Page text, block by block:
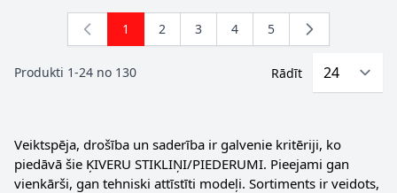
Produkti 1-24 no 130
You're currently reading page
1 Lapa
2 Lapa
3 Lapa
4 Lapa
5
Rādīt
Veiktspēja, drošība un saderība ir galvenie kritēriji, ko
piedāvā šie ĶIVERU STIKLIŅI/PIEDERUMI. Pieejami gan
vienkārši, gan tehniski attīstīti modeļi. Sortiments ir veidots,